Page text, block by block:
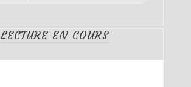
LECTURE EN COURS